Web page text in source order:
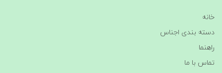
خانه
دسته بندی اجناس
راهنما
تماس با ما